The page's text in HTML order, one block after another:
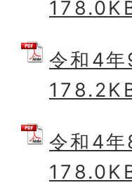
令和4
令和4